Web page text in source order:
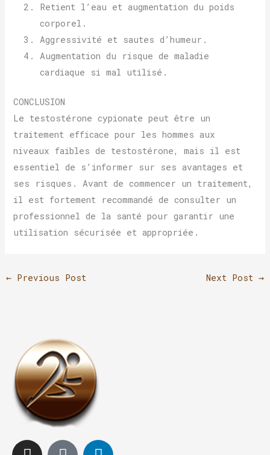
Retient l’eau et augmentation du poids
corporel.
Aggressivité et sautes d’humeur.
Augmentation du risque de maladie
cardiaque si mal utilisé.
CONCLUSION
Le testostérone cypionate peut être un
traitement efficace pour les hommes aux
niveaux faibles de testostérone, mais il est
essentiel de s’informer sur ses avantages et
ses risques. Avant de commencer un traitement,
il est fortement recommandé de consulter un
professionnel de la santé pour garantir une
utilisation sécurisée et appropriée.
←Previous Post Next Post→
I T L